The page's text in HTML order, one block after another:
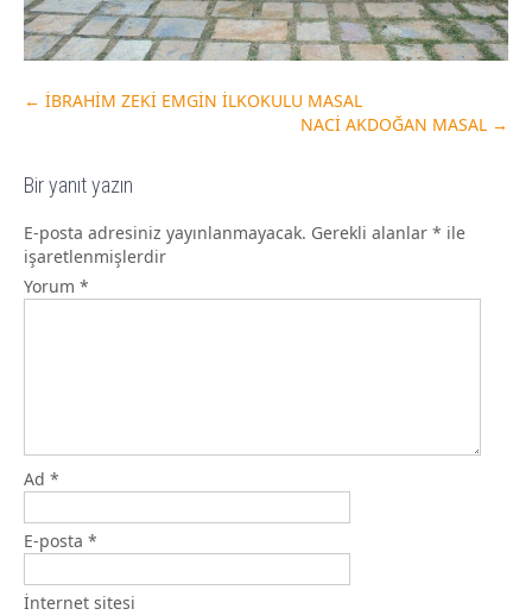
← İBRAHİM ZEKİ EMGİN İLKOKULU MASAL
NACİ AKDOĞAN MASAL →
Bir yanıt yazın
E-posta adresiniz yayınlanmayacak. Gerekli alanlar * ile
işaretlenmişlerdir
Yorum *
Ad *
E-posta *
İnternet sitesi